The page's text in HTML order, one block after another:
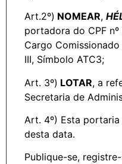
Art.2º) NOMEAR,
portadora do CPF
Cargo Comissionado
III, Símbolo ATC3;
Art. 3º) LOTAR, a
Secretaria de
Art. 4º) Esta
desta data.
Publique-se,